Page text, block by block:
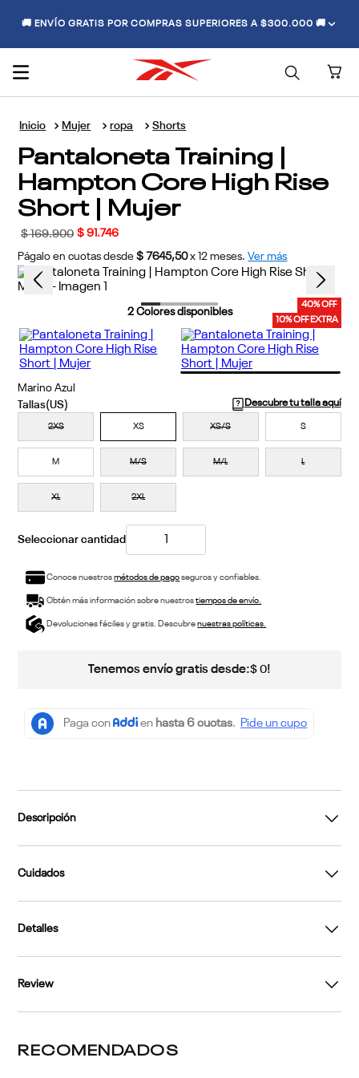
🚚 ENVÍO GRATIS POR COMPRAS SUPERIORES A $300.000 🚚
Mujer ropa Shorts
Pantaloneta Training |
Hampton Core High Rise
Short | Mujer
$ 169.900 $ 91 .746
Págalo en cuotas desde $ 7645,50 x 12 meses. Ver más
40% OFF
10% OFF EXTRA
2Colores disponibles
Marino Azul
Descubre tu talla aquí
2XS XS XS/S S
M M/S M/L L
XL 2XL
Conoce nuestrosmétodos de pagoseguros y confiables.
Obtén más información sobre nuestrostiempos de envío.
Devoluciones fáciles y gratis. Descubrenuestras políticas.
Tenemos envío gratis desde:$ 0!
Descripción
Cuidados
Detalles
Review
RECOMENDADOS